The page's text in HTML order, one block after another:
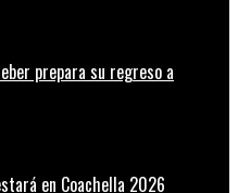
prepara su regreso a
en Coachella 2026